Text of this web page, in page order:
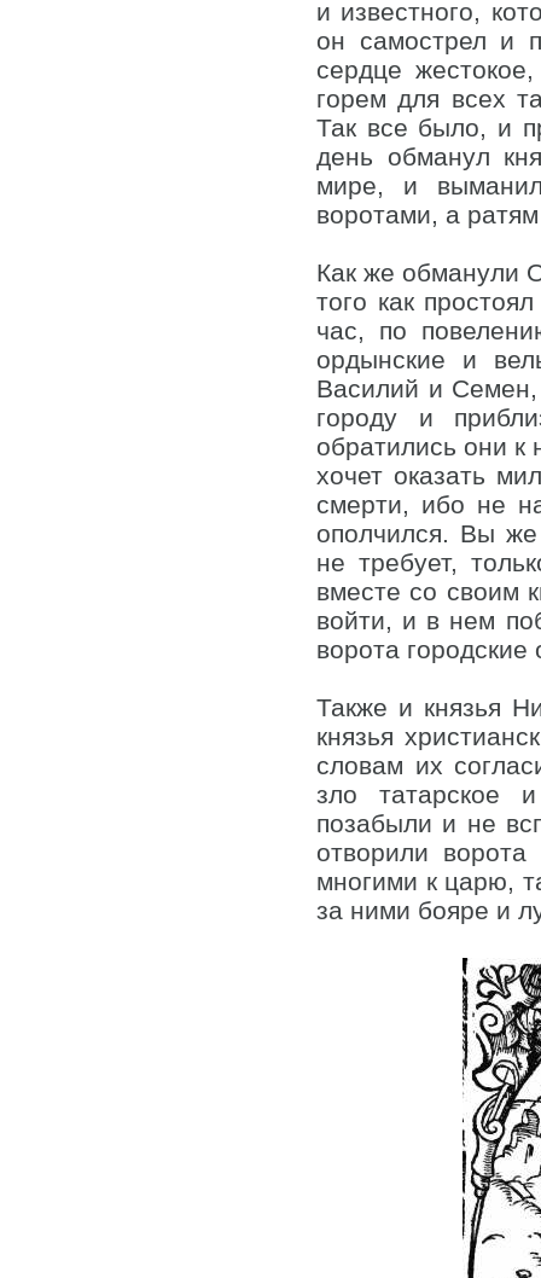
и известного,
он самострел и
сердце
горем для всех
Так все было, и
день обманул
мире, и
воротами, а
Как же обманули
того как
час, по
ордынские и
Василий и Семен,
городу и
обратились они
хочет оказать
смерти, ибо не
ополчился. Вы
не требует,
вместе со своим
войти, и в нем
ворота городские
Также и князья
князья
словам их
зло татарское
позабыли и не
отворили
многими к царю,
за ними бояре и